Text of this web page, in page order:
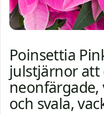
Poinsettia
julstjärnor att
och svala,